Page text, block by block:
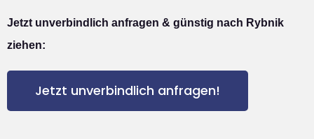
Jetzt unverbindlich anfragen & günstig nach Rybnik
ziehen:
Jetzt unverbindlich anfragen!